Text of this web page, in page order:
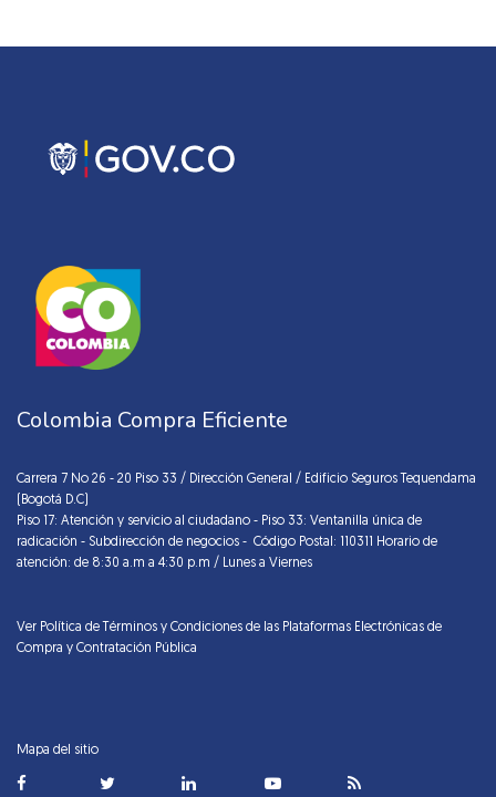
Colombia Compra Eficiente
Carrera 7 No 26 - 20 Piso 33 / Dirección General / Edificio Seguros Tequendama
(Bogotá D.C)
Piso 17: Atención y servicio al ciudadano - Piso 33: Ventanilla única de
radicación - Subdirección de negocios - Código Postal: 110311 Horario de
atención: de 8:30 a.m a 4:30 p.m / Lunes a Viernes
Ver Política de Términos y Condiciones de las Plataformas Electrónicas de
Compra y Contratación Pública
Mapa del sitio